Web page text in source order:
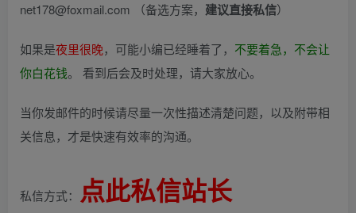
net178@foxmail.com （备选方案， 建议直接私信）
如果是夜里很晚，可能小编已经睡着了， 不要着急，不会让
你白花钱。 看到后会及时处理，请大家放心。
当你发邮件的时候请尽量一次性描述清楚问题，以及附带相
关信息，才是快速有效率的沟通。
私信方式： 点此私信站长